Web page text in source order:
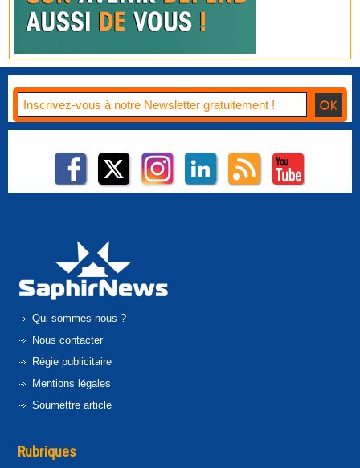
Qui sommes-nous ?
Nous contacter
Régie publicitaire
Mentions légales
Soumettre article
Rubriques